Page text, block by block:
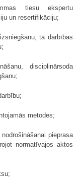
tiesu ekspertu
un resertifikāciju;
tā darbības
disciplinārsoda
metodes;
pieprasa
normatīvajos aktos